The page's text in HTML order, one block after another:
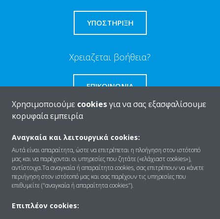
ΥΠΟΣΤΗΡΙΞΗ
Χρειαζεται βοήθεια?
ΕΠΙΚΟΙΝΩΝΊΑ
Ποιοι είμαστε
Λύσεις
Χρησιμοποιούμε cookiesγια να σας εξασφαλίσουμε
κορυφαία εμπειρία
Αναγκαία και λειτουργικά cookies:
Αυτά είναι απαραίτητα, ώστε να επιτρέπεται η πλοήγηση στον ιστότοπό
μας και να παρέχονται οι υπηρεσίες που ζητάτε («ελάχιαστ cookies»),
αντίστοιχα.Τα αναγκαία ή απαραίτητα cookies, σας επιτρέπουν να κάνετε
περιήγηση στον ιστότοπό μας και σας παρέχουν τις υπηρεσίες που
επιθυμείτε ("αναγκαία ή απαραίτητα cookies").
Επιπλέον cookies: